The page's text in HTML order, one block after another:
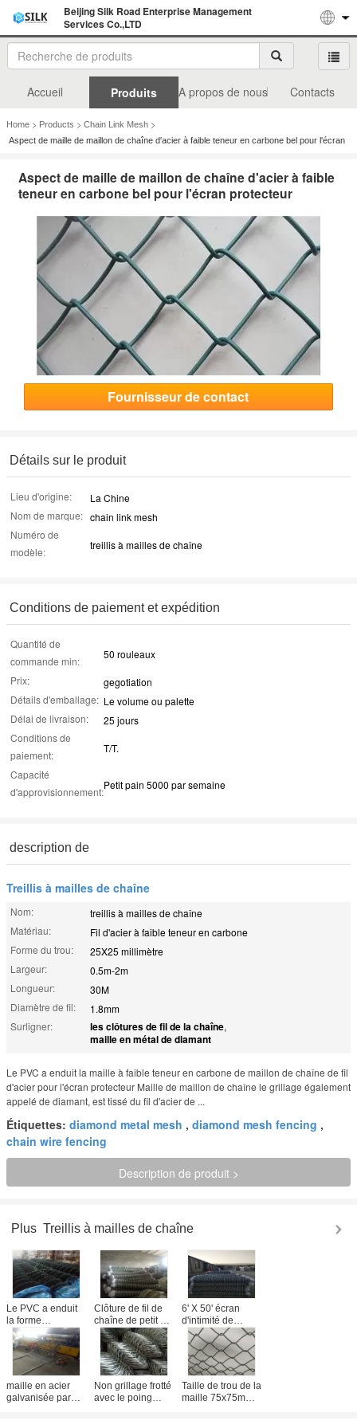
Beijing Silk Road Enterprise Management
Services Co.,LTD
Accueil Produits A propos de nous Contacts
Home > Products > Chain Link Mesh >
Aspect de maille de maillon de chaîne d'acier à faible teneur en carbone bel pour l'écran
Aspect de maille de maillon de chaîne d'acier à faible
teneur en carbone bel pour l'écran protecteur
Fournisseur de contact
Détails sur le produit
Lieu d'origine:
La Chine
Nom de marque: chain link mesh
Numéro de
modèle:
treillis à mailles de chaîne
Conditions de paiement et expédition
Quantité de
commande min:
50 rouleaux
Prix:
gegotiation
Détails d'emballage: Le volume ou palette
Délai de livraison:
25 jours
Conditions de
paiement:
T/T.
Capacité
d'approvisionnement:
Petit pain 5000 par semaine
description de
Treillis à mailles de chaîne
Nom:
treillis à mailles de chaîne
Matériau:
Fil d'acier à faible teneur en carbone
Forme du trou:
25X25 millimètre
Largeur:
0.5m-2m
Longueur:
30M
Diamètre de fil:
1.8mm
Surligner:
les clôtures de fil de la chaîne,
maille en métal de diamant
Le PVC a enduit la maille à faible teneur en carbone de maillon de chaîne de fil
d'acier pour l'écran protecteur Maille de maillon de chaîne le grillage également
appelé de diamant, est tissé du fil d'acier de ...
Étiquettes: diamond metal mesh , diamond mesh fencing ,
chain wire fencing
Description de produit >
Plus Treillis à mailles de chaîne
Le PVC a enduit
la forme
galvanisée de
trou du grillage
25x25 millimètre
de diamant de
barrière de maille
de maillon de
chaîne
Clôture de fil de
chaîne de petit de
trou de chaîne de
maillon écran de
barrière/acier à
faible teneur en
carbone
6' X 50' écran
d'intimité de
maillon de chaîne,
maille à chaînes
clôturant pour le
muret
maille en acier
galvanisée par
Non grillage frotté
avec le poing
Taille de trou de la
maille 75x75mm